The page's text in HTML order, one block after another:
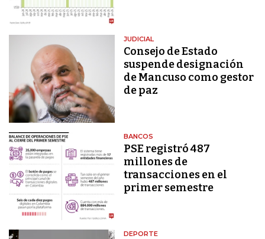
JUDICIAL
Consejo de Estado
suspende designación
de Mancuso como gestor
de paz
BANCOS
PSE registró 487
millones de
transacciones en el
primer semestre
DEPORTE